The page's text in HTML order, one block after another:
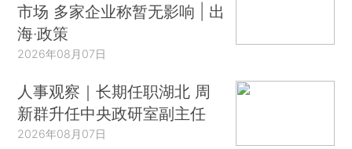
市场 多家企业称暂无影响 | 出
海·政策
2026年08月07日
人事观察｜长期任职湖北 周
新群升任中央政研室副主任
2026年08月07日